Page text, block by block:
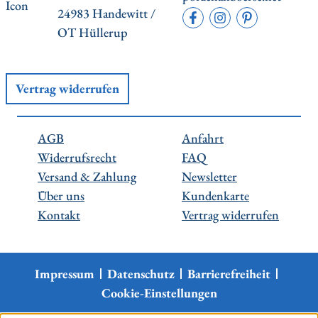
24983 Handewitt /
OT Hüllerup
Vertrag widerrufen
AGB
Widerrufsrecht
Versand & Zahlung
Über uns
Kontakt
Anfahrt
FAQ
Newsletter
Kundenkarte
Vertrag widerrufen
Impressum Datenschutz
Barrierefreiheit
Cookie-Einstellungen